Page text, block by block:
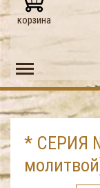
корзина
Toggle main
* СЕРИЯ